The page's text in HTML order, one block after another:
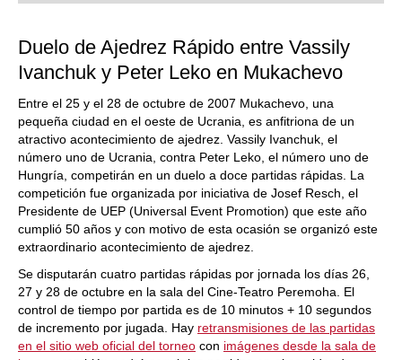
train more efficiently, intelligently and with a
Duelo de Ajedrez Rápido entre Vassily
Ivanchuk y Peter Leko en Mukachevo
Entre el 25 y el 28 de octubre de 2007 Mukachevo, una
pequeña ciudad en el oeste de Ucrania, es anfitriona de un
atractivo acontecimiento de ajedrez. Vassily Ivanchuk, el
número uno de Ucrania, contra Peter Leko, el número uno de
Hungría, competirán en un duelo a doce partidas rápidas. La
competición fue organizada por iniciativa de Josef Resch, el
Presidente de UEP (Universal Event Promotion) que este año
cumplió 50 años y con motivo de esta ocasión se organizó este
extraordinario acontecimiento de ajedrez.
Se disputarán cuatro partidas rápidas por jornada los días 26,
27 y 28 de octubre en la sala del Cine-Teatro Peremoha. El
control de tiempo por partida es de 10 minutos + 10 segundos
de incremento por jugada. Hay retransmisiones de las partidas
en el sitio web oficial del torneo con imágenes desde la sala de